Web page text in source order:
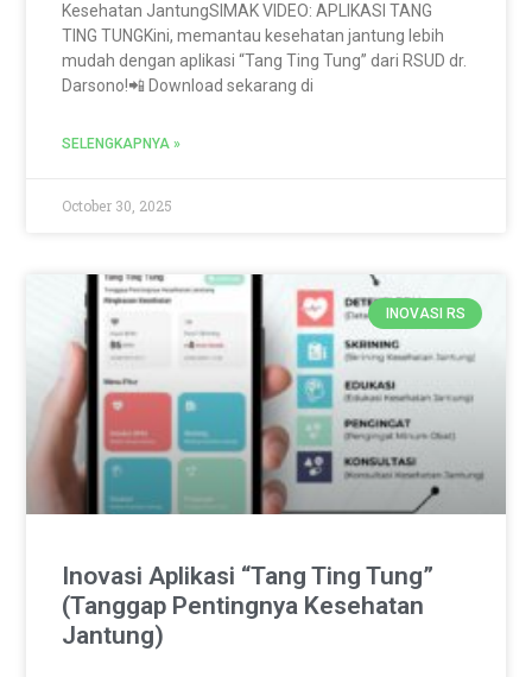
Kesehatan JantungSIMAK VIDEO: APLIKASI TANG
TING TUNGKini, memantau kesehatan jantung lebih
mudah dengan aplikasi “Tang Ting Tung” dari RSUD dr.
Darsono!📲 Download sekarang di
SELENGKAPNYA »
October 30, 2025
INOVASI RS
Inovasi Aplikasi “Tang Ting Tung”
(Tanggap Pentingnya Kesehatan
Jantung)